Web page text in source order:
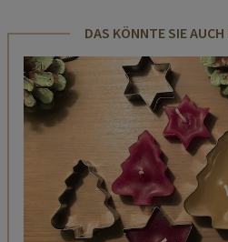
DAS KÖNNTE SIE